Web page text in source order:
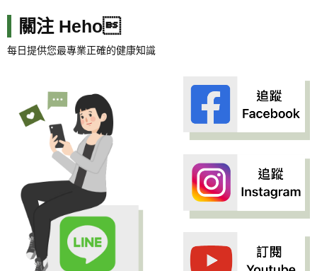
關注 Heho
每日提供您最專業正確的健康知識